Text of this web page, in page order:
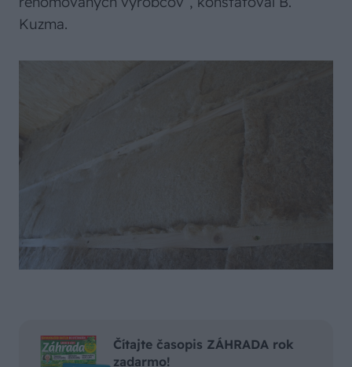
Kuzma.
Čítajte časopis ZÁHRADA rok
zadarmo!